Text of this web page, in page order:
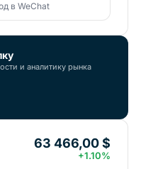
в WeChat
и аналитику рынка
63 466,00 $
+1.10%